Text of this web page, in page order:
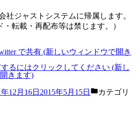
社ジャストシステムに帰属します。
転載・再配布等は禁じます。）
で共有 (新しいウィンドウで開き
するにはクリックしてください (新し
きます)
年12月16日 2015年5月15日
カテゴリ